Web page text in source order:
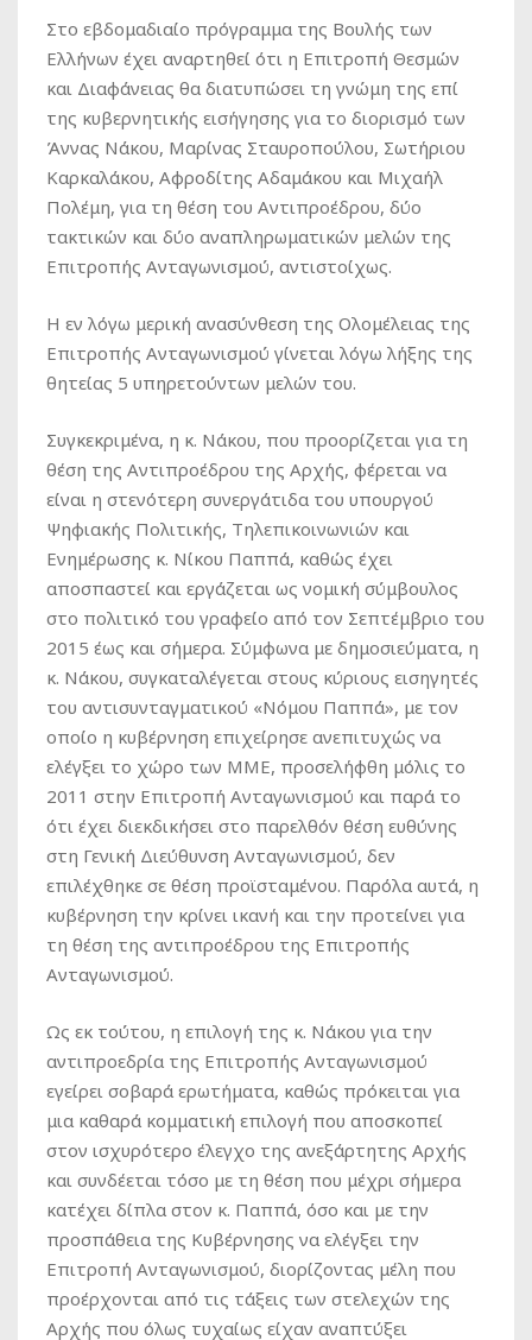
Στο εβδομαδιαίο πρόγραμμα της Βουλής των
Ελλήνων έχει αναρτηθεί ότι η Επιτροπή Θεσμών
και Διαφάνειας θα διατυπώσει τη γνώμη της επί
της κυβερνητικής εισήγησης για το διορισμό των
Άννας Νάκου, Μαρίνας Σταυροπούλου, Σωτήριου
Καρκαλάκου, Αφροδίτης Αδαμάκου και Μιχαήλ
Πολέμη, για τη θέση του Αντιπροέδρου, δύο
τακτικών και δύο αναπληρωματικών μελών της
Επιτροπής Ανταγωνισμού, αντιστοίχως.
Η εν λόγω μερική ανασύνθεση της Ολομέλειας της
Επιτροπής Ανταγωνισμού γίνεται λόγω λήξης της
θητείας 5 υπηρετούντων μελών του.
Συγκεκριμένα, η κ. Νάκου, που προορίζεται για τη
θέση της Αντιπροέδρου της Αρχής, φέρεται να
είναι η στενότερη συνεργάτιδα του υπουργού
Ψηφιακής Πολιτικής, Τηλεπικοινωνιών και
Ενημέρωσης κ. Νίκου Παππά, καθώς έχει
αποσπαστεί και εργάζεται ως νομική σύμβουλος
στο πολιτικό του γραφείο από τον Σεπτέμβριο του
2015 έως και σήμερα. Σύμφωνα με δημοσιεύματα, η
κ. Νάκου, συγκαταλέγεται στους κύριους εισηγητές
του αντισυνταγματικού «Νόμου Παππά», με τον
οποίο η κυβέρνηση επιχείρησε ανεπιτυχώς να
ελέγξει το χώρο των ΜΜΕ, προσελήφθη μόλις το
2011 στην Επιτροπή Ανταγωνισμού και παρά το
ότι έχει διεκδικήσει στο παρελθόν θέση ευθύνης
στη Γενική Διεύθυνση Ανταγωνισμού, δεν
επιλέχθηκε σε θέση προϊσταμένου. Παρόλα αυτά, η
κυβέρνηση την κρίνει ικανή και την προτείνει για
τη θέση της αντιπροέδρου της Επιτροπής
Ανταγωνισμού.
Ως εκ τούτου, η επιλογή της κ. Νάκου για την
αντιπροεδρία της Επιτροπής Ανταγωνισμού
εγείρει σοβαρά ερωτήματα, καθώς πρόκειται για
μια καθαρά κομματική επιλογή που αποσκοπεί
στον ισχυρότερο έλεγχο της ανεξάρτητης Αρχής
και συνδέεται τόσο με τη θέση που μέχρι σήμερα
κατέχει δίπλα στον κ. Παππά, όσο και με την
προσπάθεια της Κυβέρνησης να ελέγξει την
Επιτροπή Ανταγωνισμού, διορίζοντας μέλη που
προέρχονται από τις τάξεις των στελεχών της
Αρχής που όλως τυχαίως είχαν αναπτύξει